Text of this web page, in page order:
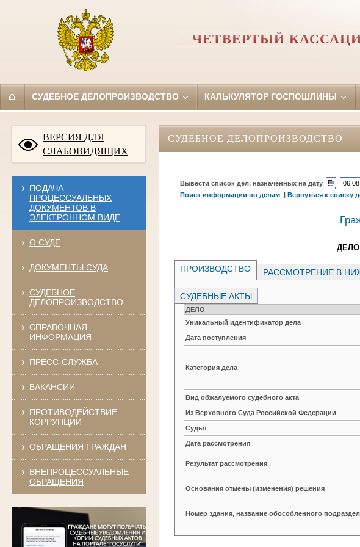
ЧЕТВЕРТЫЙ
СУДЕБНОЕ ДЕЛОПРОИЗВОДСТВО КАЛЬКУЛЯТОР ГОСПОШЛИНЫ
ВЕРСИЯ ДЛЯ
СЛАБОВИДЯЩИХ
ПОДАЧА
ПРОЦЕССУАЛЬНЫХ
ДОКУМЕНТОВ В
ЭЛЕКТРОННОМ ВИДЕ
О СУДЕ
ДОКУМЕНТЫ СУДА
СУДЕБНОЕ
ДЕЛОПРОИЗВОДСТВО
СПРАВОЧНАЯ
ИНФОРМАЦИЯ
ПРЕСС-СЛУЖБА
ВАКАНСИИ
ПРОТИВОДЕЙСТВИЕ
КОРРУПЦИИ
ОБРАЩЕНИЯ ГРАЖДАН
ВНЕПРОЦЕССУАЛЬНЫЕ
ОБРАЩЕНИЯ
СУДЕБНОЕ ДЕЛОПРОИЗВОДСТВО
Вывести список дел, назначенных на дату
Поиск информации по делам |Вернуться к списку
ДЕЛО
ПРОИЗВОДСТВО РАССМОТРЕНИЕ В
СУДЕБНЫЕ АКТЫ
ДЕЛО
Уникальный идентификатор дела
Дата поступления
Категория дела
Вид обжалуемого судебного акта
Из Верховного Суда Российской Федерации
Судья
Дата рассмотрения
Результат рассмотрения
Основания отмены (изменения) решения
Номер здания, название обособленного